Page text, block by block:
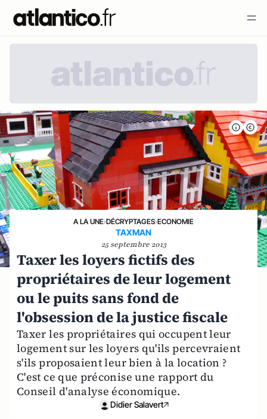
A LA UNE›DÉCRYPTAGES›ECONOMIE
TAXMAN
25 septembre 2013
Taxer les loyers fictifs des
propriétaires de leur logement
ou le puits sans fond de
l'obsession de la justice fiscale
Taxer les propriétaires qui occupent leur
logement sur les loyers qu'ils percevraient
s'ils proposaient leur bien à la location ?
C'est ce que préconise une rapport du
Conseil d'analyse économique.
Didier Salavert